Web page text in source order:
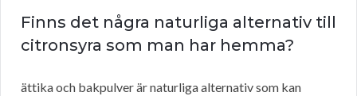
Finns det några naturliga alternativ till
citronsyra som man har hemma?
ättika och bakpulver är naturliga alternativ som kan